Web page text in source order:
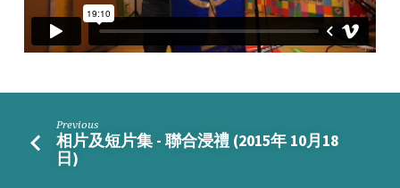
強
弟
兄
Previous
相片及短片集 - 聯合浸禮 (2015年 10月18
日)